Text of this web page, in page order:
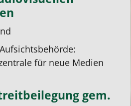
für neue Medien
gem.